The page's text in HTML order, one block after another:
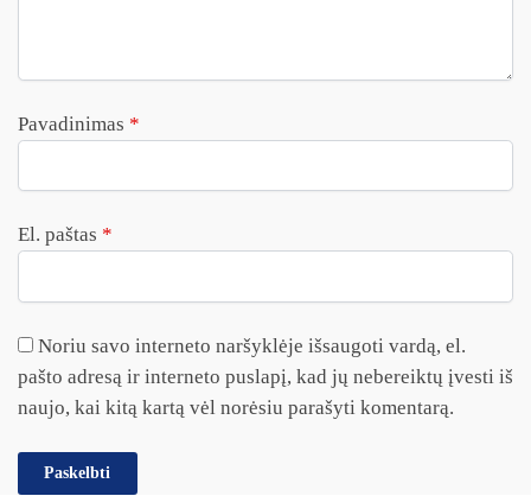
Pavadinimas *
El. paštas *
Noriu savo interneto naršyklėje išsaugoti vardą, el.
pašto adresą ir interneto puslapį, kad jų nebereiktų įvesti iš
naujo, kai kitą kartą vėl norėsiu parašyti komentarą.